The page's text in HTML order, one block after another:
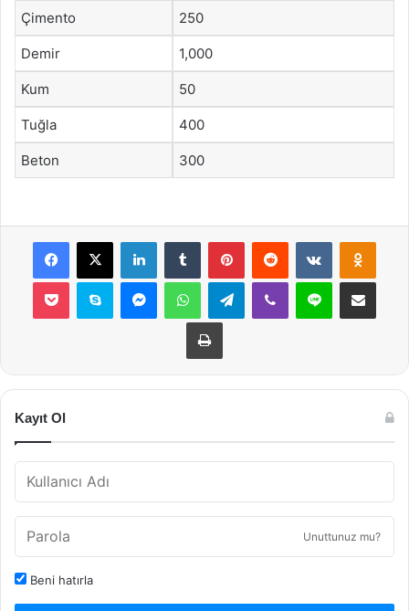
Çimento 250
Demir 1,000
Kum 50
Tuğla 400
Beton 300
Facebook
X LinkedInTumblr PinterestReddit VKontakte
Pocket Skype MessengerWhatsAppTelegramViber Line E-Posta ile
Yazdır
Kayıt Ol
Unuttunuz mu?
Beni hatırla